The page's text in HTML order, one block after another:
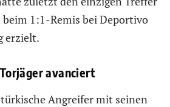
1:1-Remis bei Deportivo
erzielt.
avanciert
Angreifer mit seinen